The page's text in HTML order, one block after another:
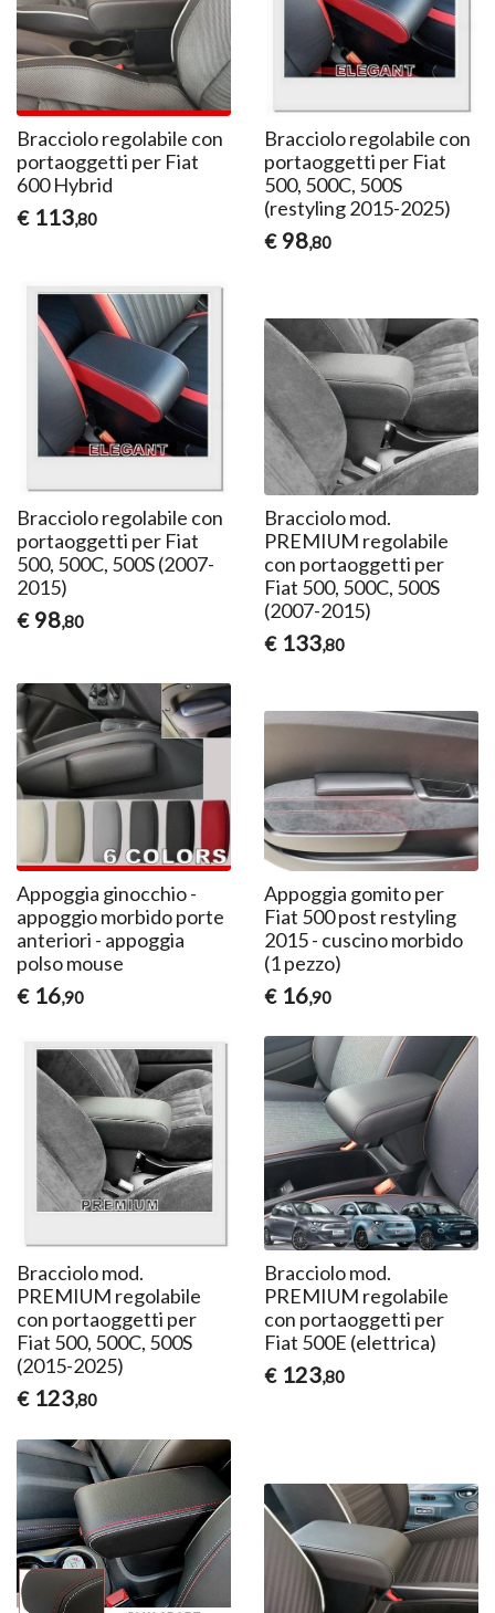
Bracciolo regolabile con
portaoggetti per Fiat
600 Hybrid
€ 113,80
Bracciolo regolabile con
portaoggetti per Fiat
500, 500C, 500S
(restyling 2015-2025)
€ 98,80
Bracciolo regolabile con
portaoggetti per Fiat
500, 500C, 500S (2007-
2015)
€ 98,80
Bracciolo mod.
PREMIUM regolabile
con portaoggetti per
Fiat 500, 500C, 500S
(2007-2015)
€ 133,80
Appoggia ginocchio -
appoggio morbido porte
anteriori - appoggia
polso mouse
€ 16,90
Appoggia gomito per
Fiat 500 post restyling
2015 - cuscino morbido
(1 pezzo)
€ 16,90
Bracciolo mod.
PREMIUM regolabile
con portaoggetti per
Fiat 500, 500C, 500S
(2015-2025)
€ 123,80
Bracciolo mod.
PREMIUM regolabile
con portaoggetti per
Fiat 500E (elettrica)
€ 123,80